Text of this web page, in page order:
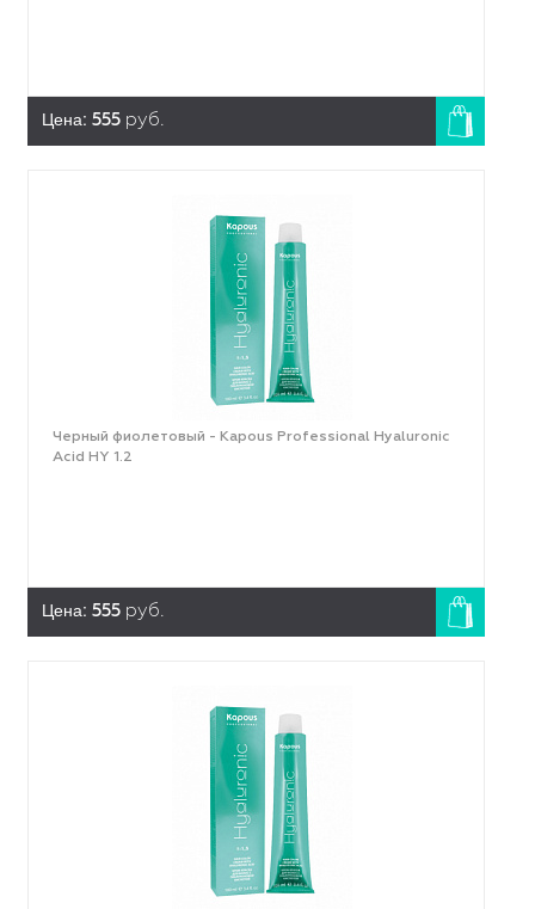
Цена: 555 руб.
Черный фиолетовый - Kapous Professional Hyaluronic
Acid HY 1.2
Цена: 555 руб.